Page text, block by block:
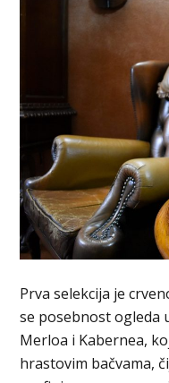
Prva selekcija je
se posebnost ogleda
Merloa i Kabernea,
hrastovim bačvama,